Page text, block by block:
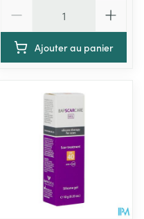
Ajouter au panier